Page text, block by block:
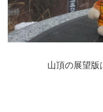
山頂の展望版